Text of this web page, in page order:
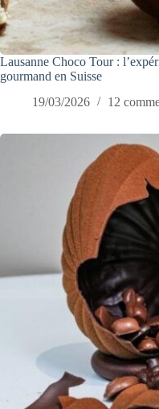
Lausanne Choco Tour :
gourmand en Suisse
19/03/2026
12